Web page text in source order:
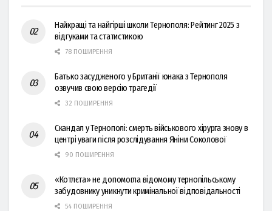
Найкращі та найгірші школи Тернополя: Рейтинг 2025 з
відгуками та статистикою
78 ПОШИРЕННЯ
Батько засудженого у Британії юнака з Тернополя
озвучив свою версію трагедії
32 ПОШИРЕННЯ
Скандал у Тернополі: смерть військового хірурга знову в
центрі уваги після розслідування Яніни Соколової
90 ПОШИРЕННЯ
«Котлєта» не допомогла відомому тернопільському
забудовнику уникнути кримінальної відповідальності
54 ПОШИРЕННЯ